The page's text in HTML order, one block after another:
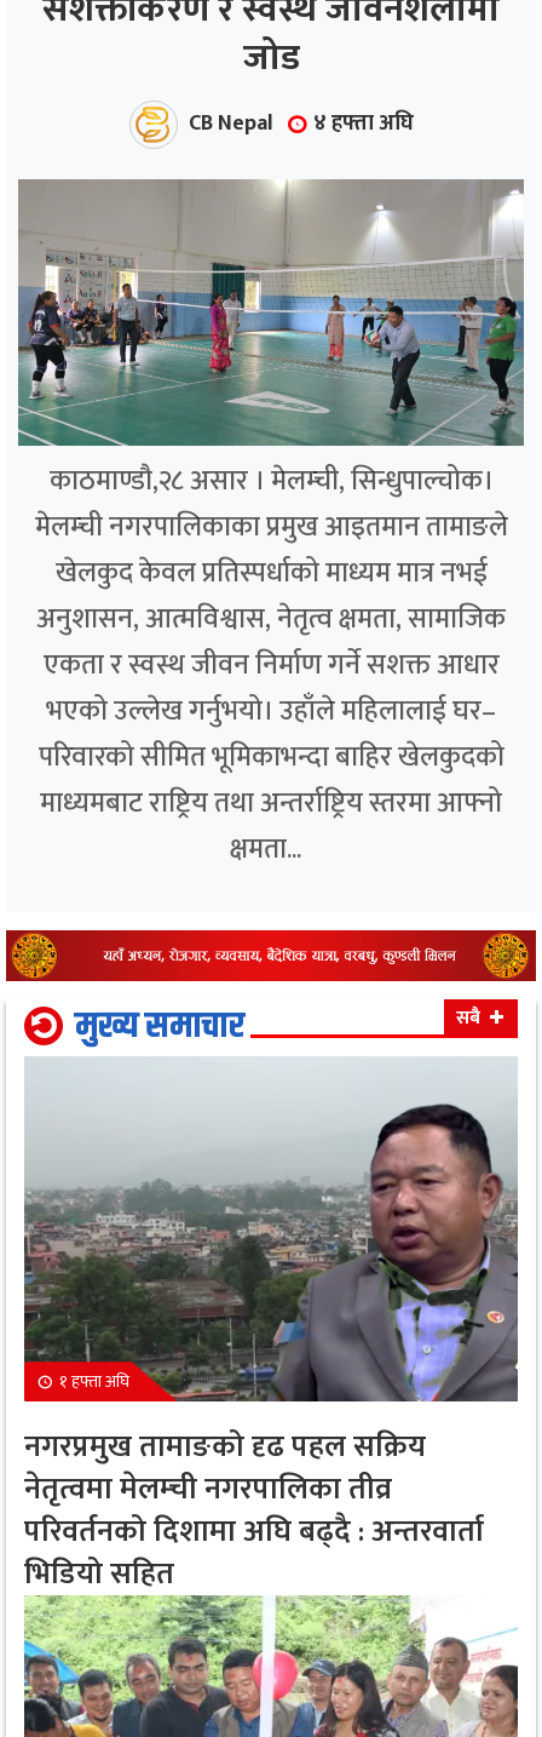
जोड
CB Nepal ४ हफ्ता अघि
काठमाण्डौ,२८ असार । मेलम्ची, सिन्धुपाल्चोक।
मेलम्ची नगरपालिकाका प्रमुख आइतमान तामाङले
खेलकुद केवल प्रतिस्पर्धाको माध्यम मात्र नभई
अनुशासन, आत्मविश्वास, नेतृत्व क्षमता, सामाजिक
एकता र स्वस्थ जीवन निर्माण गर्ने सशक्त आधार
भएको उल्लेख गर्नुभयो। उहाँले महिलालाई घर–
परिवारको सीमित भूमिकाभन्दा बाहिर खेलकुदको
माध्यमबाट राष्ट्रिय तथा अन्तर्राष्ट्रिय स्तरमा आफ्नो
क्षमता...
मुख्य समाचार सबै
१ हफ्ता अघि
नगरप्रमुख तामाङको दृढ पहल सक्रिय
नेतृत्वमा मेलम्ची नगरपालिका तीव्र
परिवर्तनको दिशामा अघि बढ्दै : अन्तरवार्ता
भिडियो सहित